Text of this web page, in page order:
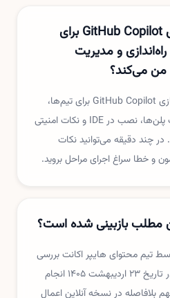
این مطلب «فعال‌سازی GitHub Copilot برای
و مدیریت
من می‌کند؟
در این راهنما مراحل فعال‌سازی GitHub Copilot برای تیم‌ها،
پیش‌نیازهای سازمانی، تفاوت پلن‌ها، نصب در IDE و نکات امنیتی
در چند دقیقه می‌توانید نکات
و خطا سراغ اجرای مراحل بروید.
مطلب بازبینی شده است؟
تیم محتوای هایپر اکانت بررسی
می‌شود و آخرین بازبینی آن در تاریخ ۲۳ اردیبهشت ۱۴۰۵ انجام
در نسخه آنلاین اعمال